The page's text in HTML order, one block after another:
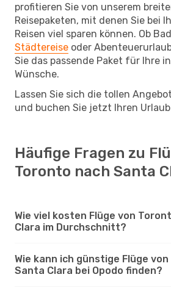
profitieren Sie von unserem
Reisepaketen, mit denen Sie bei
Reisen viel sparen können. Ob
Städtereise oder
Sie das passende Paket für Ihre
Wünsche.
Lassen Sie sich die tollen
und buchen Sie jetzt Ihren
Häufige Fragen zu
Toronto nach Santa
Wie viel kosten Flüge von
Clara im Durchschnitt?
Wie kann ich günstige Flüge
Santa Clara bei Opodo finden?